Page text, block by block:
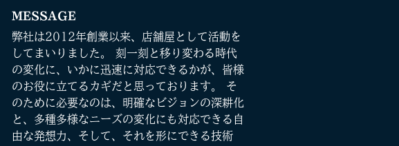
MESSAGE
弊社は2012年創業以来、店舗屋として活動を
してまいりました。 刻一刻と移り変わる時代
の変化に、いかに迅速に対応できるかが、皆様
のお役に立てるカギだと思っております。 そ
のために必要なのは、明確なビジョンの深耕化
と、多種多様なニーズの変化にも対応できる自
由な発想力、そして、それを形にできる技術